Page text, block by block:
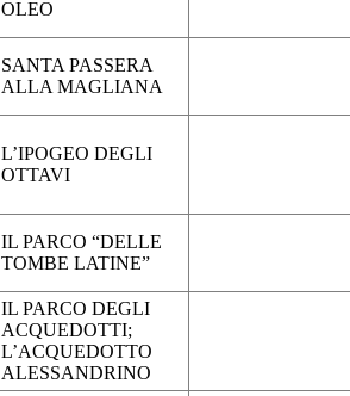
OLEO
SANTA PASSERA
ALLA MAGLIANA
L’IPOGEO DEGLI
OTTAVI
IL PARCO “DELLE
TOMBE LATINE”
IL PARCO DEGLI
ACQUEDOTTI;
L’ACQUEDOTTO
ALESSANDRINO